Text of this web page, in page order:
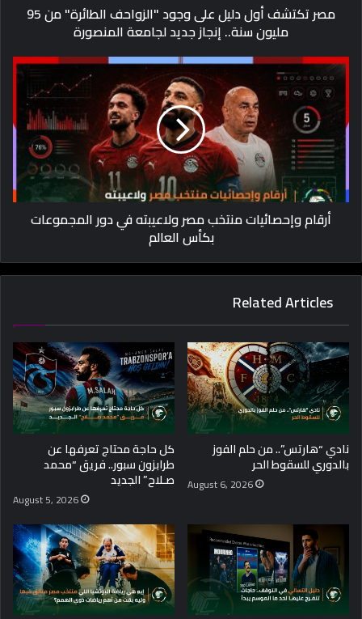
مصر تكتشف أول دليل على وجود "الزواحف الطائرة" من 95
مليون سنة.. إنجاز جديد لجامعة المنصورة
أرقام وإحصائيات منتخب مصر ولاعيبته في دور المجموعات
بكأس العالم
Related Articles
نادي “هارتس”.. من حلم الفوز
بالدوري للسقوط الحر
August 6, 2026
كل حاجة محتاج تعرفها عن
طرابزون سبور.. فريق “محمد
صـلاح” الجديد
August 5, 2026